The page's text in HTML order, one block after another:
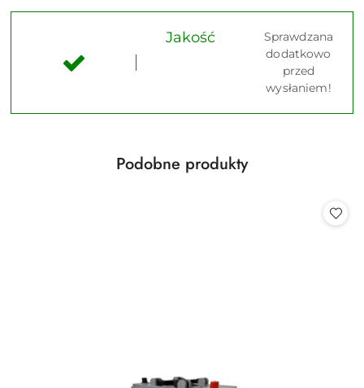
Jakość
Sprawdzana
dodatkowo
przed
wysłaniem!
Pomiń karuzelę produktów
Produkty
Podobne produkty